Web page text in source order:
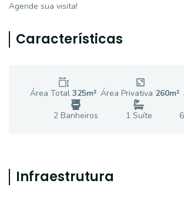
Agende sua visita!
Características
Área Total 325m² Área Privativa 260m²
2 Banheiros 1 Suíte 6
Infraestrutura